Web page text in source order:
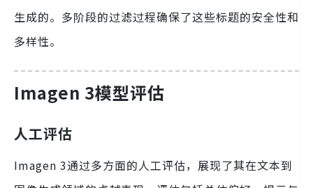
生成的。多阶段的过滤过程确保了这些标题的安全性和
多样性。
Imagen 3模型评估
人工评估
Imagen 3通过多方面的人工评估，展现了其在文本到